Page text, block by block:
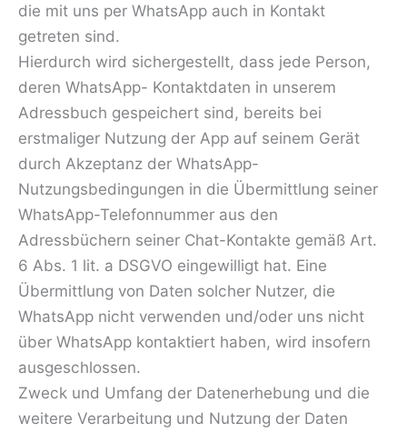
die mit uns per WhatsApp auch in Kontakt
getreten sind.
Hierdurch wird sichergestellt, dass jede Person,
deren WhatsApp- Kontaktdaten in unserem
Adressbuch gespeichert sind, bereits bei
erstmaliger Nutzung der App auf seinem Gerät
durch Akzeptanz der WhatsApp-
Nutzungsbedingungen in die Übermittlung seiner
WhatsApp-Telefonnummer aus den
Adressbüchern seiner Chat-Kontakte gemäß Art.
6 Abs. 1 lit. a DSGVO eingewilligt hat. Eine
Übermittlung von Daten solcher Nutzer, die
WhatsApp nicht verwenden und/oder uns nicht
über WhatsApp kontaktiert haben, wird insofern
ausgeschlossen.
Zweck und Umfang der Datenerhebung und die
weitere Verarbeitung und Nutzung der Daten